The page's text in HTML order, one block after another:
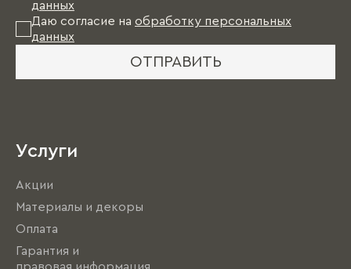
данных
Даю согласие на обработку персональных
данных
ОТПРАВИТЬ
Услуги
Акции
Материалы и декоры
Оплата
Гарантия и
правовая информация